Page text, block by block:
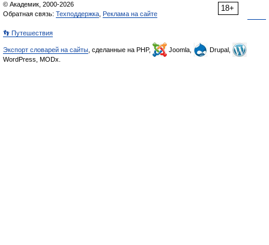
18+
© Академик, 2000-2026
Обратная связь: Техподдержка Реклама на сайте
👣 Путешествия
Экспорт словарей на сайты , сделанные на PHP, Joomla,
Drupal,
WordPress, MODx.